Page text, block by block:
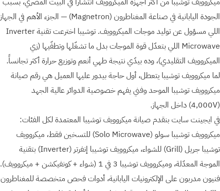
الجودة اليابانية في صناعة المغناطرون ⁨(Magnetron)⁩ — الجزء الأهم في الجهاز
اللي مسؤول عن توليد موجات الميكروويف. توشيبا اخترعت تقنية Inverter
Microwave اللي بتعدّل قوة الموجات بدل ما تشغّلها وتطفّيها (زي
الميكروويف التقليدي)، وده بيدّي نتيجة طهي أنعم وتوزيع حرارة أكثر تجانساً.
لما ميكروويف توشيبا يتعطل، أول حاجة بيدور عليها العميل هي رقم صيانة
ميكروويف توشيبا الموحد وفني يفهم خصوصية الدوائر عالية الجهد
(4,000V) داخل الجهاز.
في ايجينت سايت بنقدم صيانة ميكروويف توشيبا المعتمدة لكل الفئات:
ميكروويف توشيبا سولو ⁨(Solo Microwave)⁩ للتسخين فقط، ميكروويف
توشيبا جريل ⁨(Grill)⁩ للشواء، ميكروويف توشيبا إنفرتر ⁨(Inverter)⁩ بتقنية
الموجة المعدّلة، وميكروويف توشيبا 3 في 1 (شواء + كونفيكشن + ميكروويف).
فنيون مدربون على الإلكترونيات اليابانية، أدوات فحص متخصصة للمغناطرون